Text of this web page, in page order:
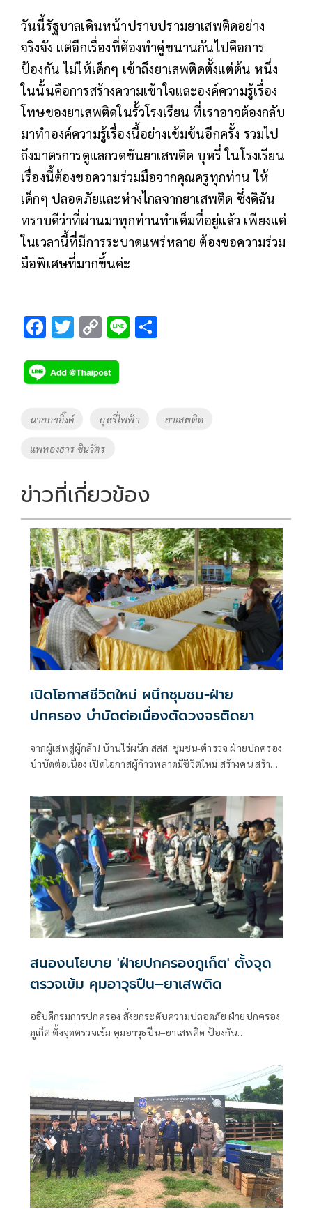
วันนี้รัฐบาลเดินหน้าปราบปรามยาเสพติดอย่าง
จริงจัง แต่อีกเรื่องที่ต้องทำคู่ขนานกันไปคือการ
ป้องกัน ไม่ให้เด็กๆ เข้าถึงยาเสพติดตั้งแต่ต้น หนึ่ง
ในนั้นคือการสร้างความเข้าใจและองค์ความรู้เรื่อง
โทษของยาเสพติดในรั้วโรงเรียน ที่เราอาจต้องกลับ
มาทำองค์ความรู้เรื่องนี้อย่างเข้มข้นอีกครั้ง รวมไป
ถึงมาตรการดูแลกวดขันยาเสพติด บุหรี่ ในโรงเรียน
เรื่องนี้ต้องขอความร่วมมือจากคุณครูทุกท่าน ให้
เด็กๆ ปลอดภัยและห่างไกลจากยาเสพติด ซึ่งดิฉัน
ทราบดีว่าที่ผ่านมาทุกท่านทำเต็มที่อยู่แล้ว เพียงแต่
ในเวลานี้ที่มีการระบาดแพร่หลาย ต้องขอความร่วม
มือพิเศษที่มากขึ้นค่ะ
F
e
b
o
k
T
tt
er
C
p
y
Li
k
Li
Tags
นายกฯอิ๊งค์ บุหรี่ไฟฟ้า ยาเสพติด
แพทองธาร ชินวัตร
ข่าวที่เกี่ยวข้อง
เปิดโอกาสชีวิตใหม่ ผนึกชุมชน-ฝ่าย
ปกครอง บำบัดต่อเนื่องตัดวงจรติดยา
จากผู้เสพสู่ผู้กล้า! บ้านไร่ผนึก สสส. ชุมชน-ตำรวจ ฝ่ายปกครอง
บำบัดต่อเนื่อง เปิดโอกาสผู้ก้าวพลาดมีชีวิตใหม่ สร้างคน สร้าง
สนองนโยบาย 'ฝ่ายปกครองภูเก็ต' ตั้งจุด
ตรวจเข้ม คุมอาวุธปืน–ยาเสพติด
อธิบดีกรมการปกครอง สั่งยกระดับความปลอดภัย ฝ่ายปกครอง
ภูเก็ต ตั้งจุดตรวจเข้ม คุมอาวุธปืน–ยาเสพติด ป้องกัน